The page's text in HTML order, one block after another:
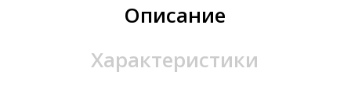
Описание
Характеристики